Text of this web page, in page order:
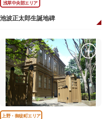
浅草中央部エリア
池波正太郎生誕地碑
上野・御徒町エリア